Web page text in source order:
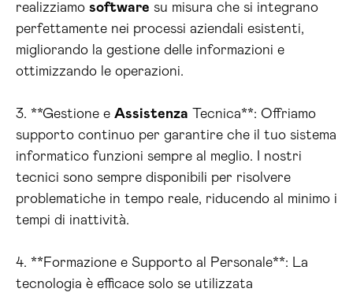
realizziamo software su misura che si integrano
perfettamente nei processi aziendali esistenti,
migliorando la gestione delle informazioni e
ottimizzando le operazioni.
3. **Gestione e Assistenza Tecnica**: Offriamo
supporto continuo per garantire che il tuo sistema
informatico funzioni sempre al meglio. I nostri
tecnici sono sempre disponibili per risolvere
problematiche in tempo reale, riducendo al minimo i
tempi di inattività.
4. **Formazione e Supporto al Personale**: La
tecnologia è efficace solo se utilizzata